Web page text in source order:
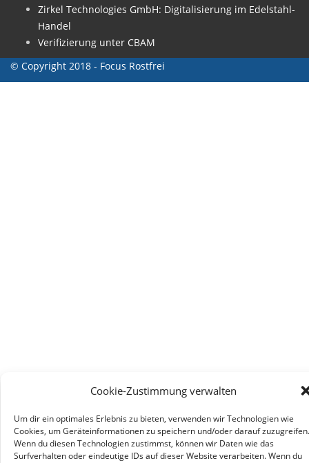
Cookie-Zustimmung verwalten
Um dir ein optimales Erlebnis zu bieten, verwenden wir Technologien wie
Cookies, um Geräteinformationen zu speichern und/oder darauf zuzugreifen.
Wenn du diesen Technologien zustimmst, können wir Daten wie das
Surfverhalten oder eindeutige IDs auf dieser Website verarbeiten. Wenn du
Zirkel Technologies GmbH: Digitalisierung im Edelstahl-
Handel
Verifizierung unter CBAM
© Copyright 2018 - Focus Rostfrei